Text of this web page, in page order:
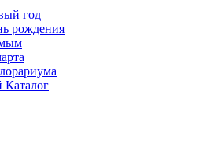
год
рождения
Каталог